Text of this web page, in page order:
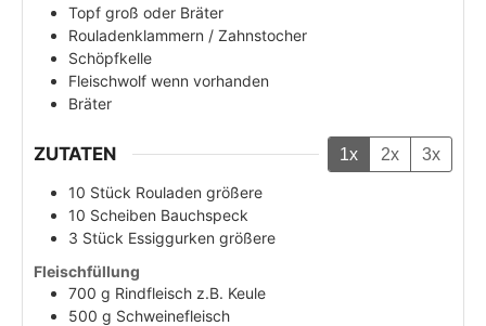
Topf groß oder Bräter
Rouladenklammern / Zahnstocher
Schöpfkelle
Fleischwolf wenn vorhanden
Bräter
ZUTATEN 1x 2x 3x
10 Stück Rouladen größere
10 Scheiben Bauchspeck
3 Stück Essiggurken größere
Fleischfüllung
700 g Rindfleisch z.B. Keule
500 g Schweinefleisch